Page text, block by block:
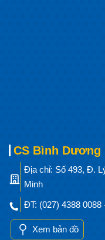
CS Bình Dương
Địa chỉ: Số 493, Đ.
Minh
ĐT: (027) 4388 0088
Xem bản đồ